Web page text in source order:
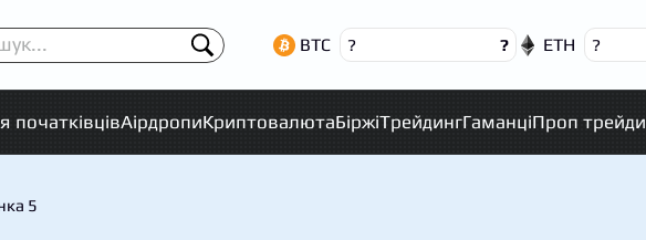
BTC ? ? ETH ?
початківцівАірдропиКриптовалютаБіржіТрейдингГаманціПроп
5